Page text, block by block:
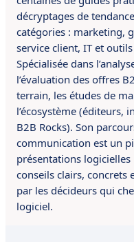
décryptages de
catégories : marketing,
service client, IT et
Spécialisée dans
l’évaluation des offres
terrain, les études de
l’écosystème (éditeurs,
B2B Rocks). Son
communication est un
présentations
conseils clairs,
par les décideurs qui
logiciel.